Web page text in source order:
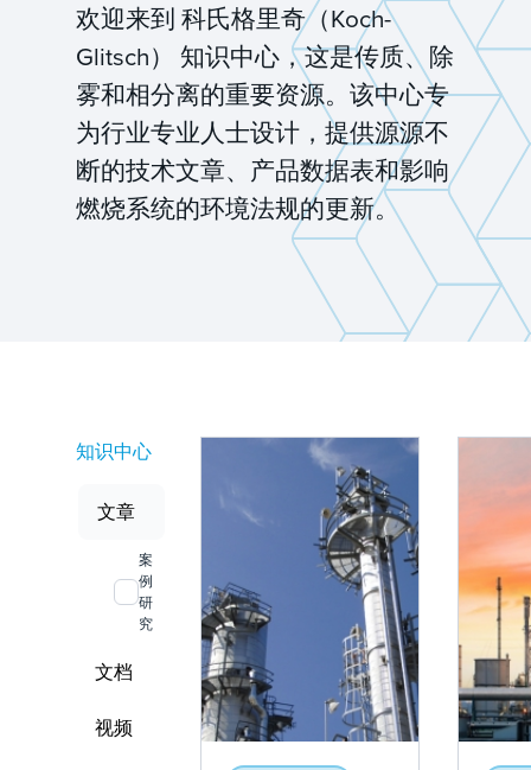
欢迎来到 科氏格里奇（Koch-
Glitsch） 知识中心，这是传质、除
雾和相分离的重要资源。该中心专
为行业专业人士设计，提供源源不
断的技术文章、产品数据表和影响
燃烧系统的环境法规的更新。
知识中心
文章
案
例
研
究
文档
视频